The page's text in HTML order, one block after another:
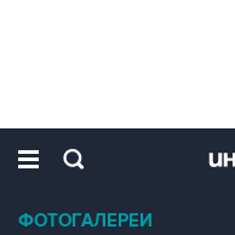
ФОТОГАЛЕРЕИ